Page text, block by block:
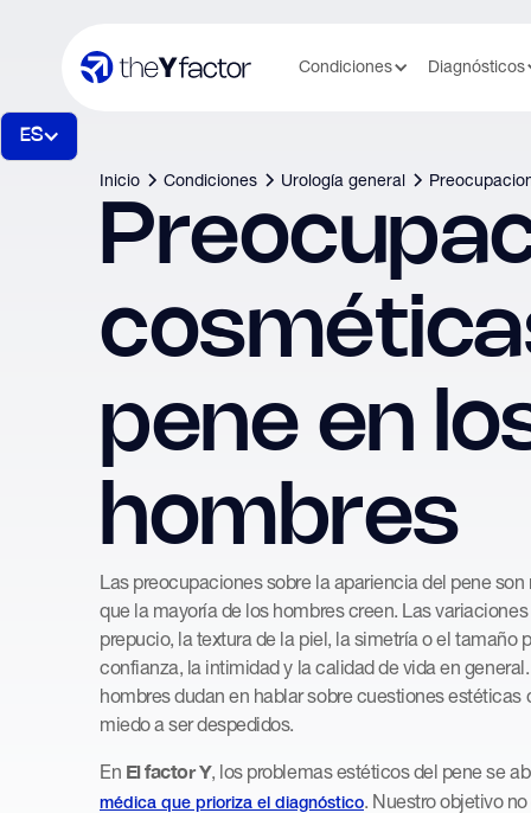
Condiciones Diagnósticos
ES
Inicio Condiciones Urología general
pene en
hombres
Las preocupaciones sobre la apariencia del pene
que la mayoría de los hombres creen. Las
prepucio, la textura de la piel, la simetría o el tamaño
confianza, la intimidad y la calidad de vida en
hombres dudan en hablar sobre cuestiones estéticas
miedo a ser despedidos.
En El factor Y, los problemas estéticos del pene se
médica que prioriza el diagnóstico
. Nuestro objetivo